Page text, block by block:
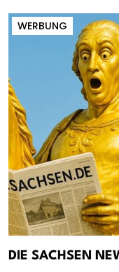
WERBUNG
DIE SACHSEN